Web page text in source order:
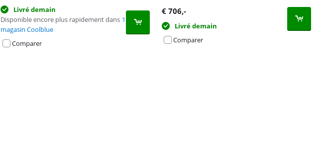
Livré demain
Disponible encore plus rapidement dans 1
magasin Coolblue
Comparer
€ 706,-
Livré demain
Comparer